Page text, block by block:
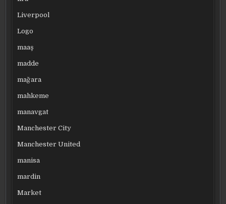
Liverpool
Logo
maaş
madde
mağara
mahkeme
manavgat
Manchester City
Manchester United
manisa
mardin
Market